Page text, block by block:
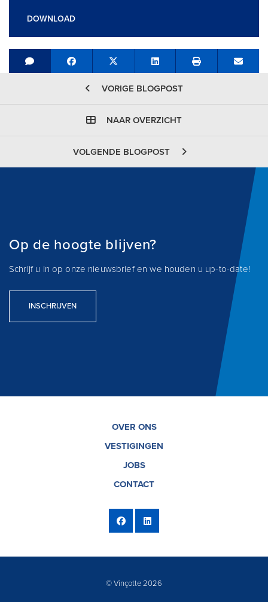
DOWNLOAD
Share on Facebook
Tweet Share on LinkedIn Send
VORIGE BLOGPOST
NAAR OVERZICHT
VOLGENDE BLOGPOST
Op de hoogte blijven?
Schrijf u in op onze nieuwsbrief en we houden u up-to-date!
INSCHRIJVEN
OVER ONS
VESTIGINGEN
JOBS
CONTACT
© Vinçotte 2026